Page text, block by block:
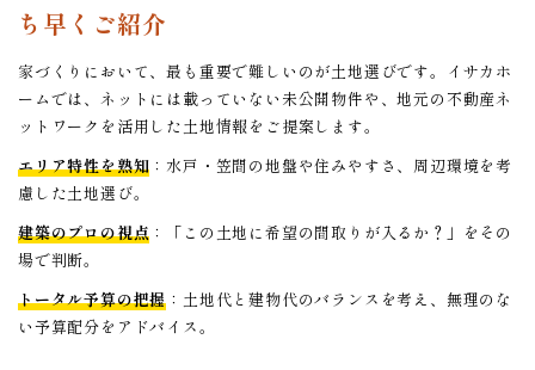
ち早くご紹介
家づくりにおいて、最も重要で難しいのが土地選びです。イサカホ
ームでは、ネットには載っていない未公開物件や、地元の不動産ネ
ットワークを活用した土地情報をご提案します。
エリア特性を熟知 ：水戸・笠間の地盤や住みやすさ、周辺環境を考
慮した土地選び。
建築のプロの視点 ：「この土地に希望の間取りが入るか？」をその
場で判断。
トータル予算の把握 ：土地代と建物代のバランスを考え、無理のな
い予算配分をアドバイス。